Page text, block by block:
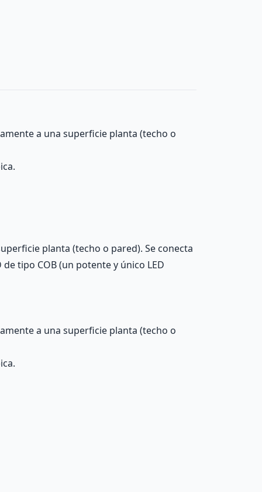
a una superficie planta (techo o
planta (techo o pared). Se conecta
tipo COB (un potente y único LED
a una superficie planta (techo o